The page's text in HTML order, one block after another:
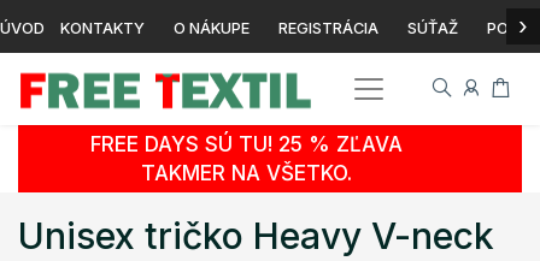
ÚVOD KONTAKTY O NÁKUPE REGISTRÁCIA SÚŤAŽ ›
FREE DAYS SÚ TU! 25 % ZĽAVA
TAKMER NA VŠETKO.
Unisex tričko Heavy V-neck